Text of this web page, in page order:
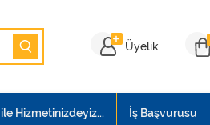
Üyelik
Hizmetinizdeyiz... İş Başvurusu